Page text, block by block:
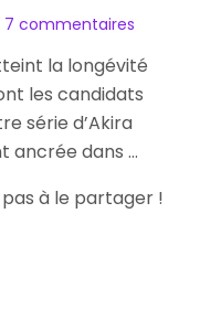
7 commentaires
Les
Résines
la longévité
les candidats
série d’Akira
ancrée dans …
à le partager !